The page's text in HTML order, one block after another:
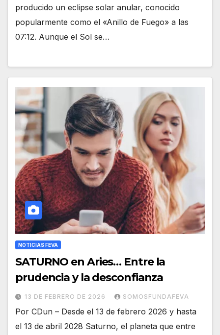
producido un eclipse solar anular, conocido
popularmente como el «Anillo de Fuego» a las
07:12. Aunque el Sol se…
NOTICIAS FEVA
SATURNO en Aries… Entre la
prudencia y la desconfianza
13 DE FEBRERO DE 2026 SOMOSFUNDAFEVA
Por CDun – Desde el 13 de febrero 2026 y hasta
el 13 de abril 2028 Saturno, el planeta que entre